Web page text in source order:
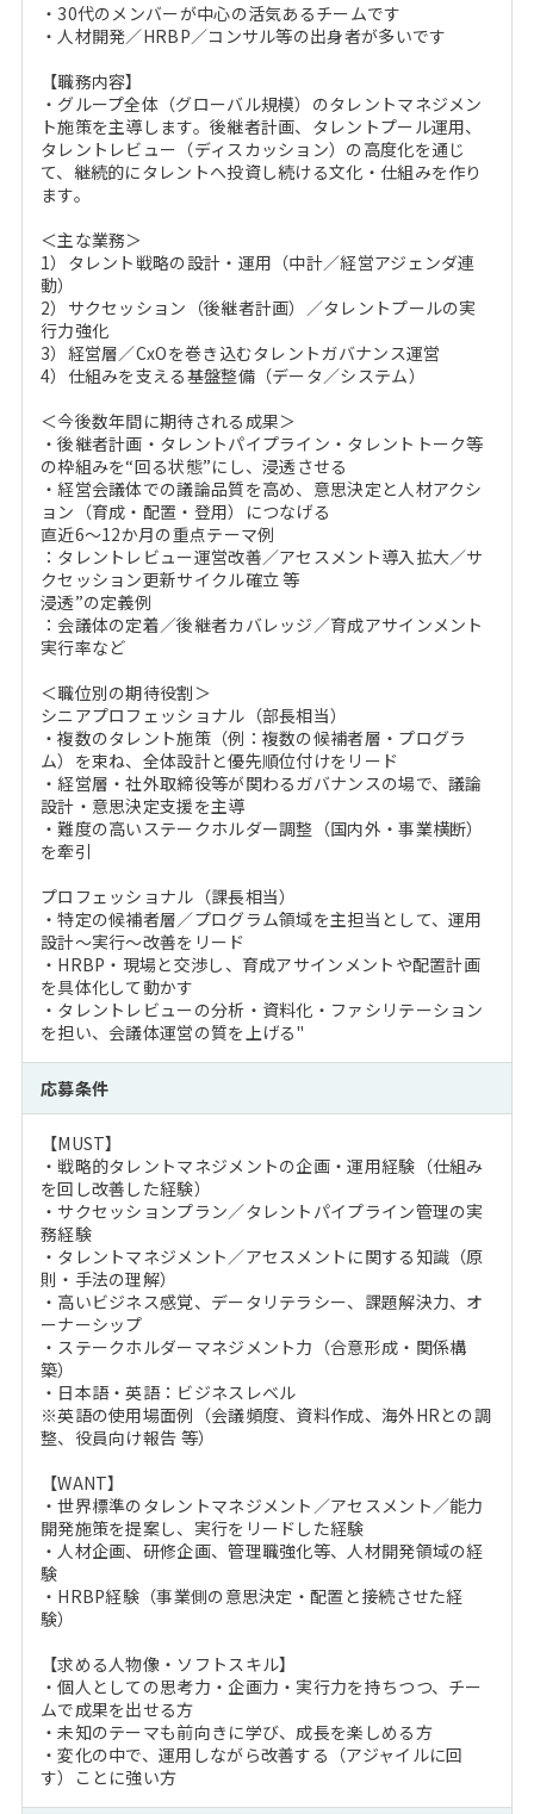
・30代のメンバーが中心の活気あるチームです
・人材開発／HRBP／コンサル等の出身者が多いです
【職務内容】
・グループ全体（グローバル規模）のタレントマネジメン
ト施策を主導します。後継者計画、タレントプール運用、
タレントレビュー（ディスカッション）の高度化を通じ
て、継続的にタレントへ投資し続ける文化・仕組みを作り
ます。
＜主な業務＞
1）タレント戦略の設計・運用（中計／経営アジェンダ連
動）
2）サクセッション（後継者計画）／タレントプールの実
行力強化
3）経営層／CxOを巻き込むタレントガバナンス運営
4）仕組みを支える基盤整備（データ／システム）
＜今後数年間に期待される成果＞
・後継者計画・タレントパイプライン・タレントトーク等
の枠組みを“回る状態”にし、浸透させる
・経営会議体での議論品質を高め、意思決定と人材アクシ
ョン（育成・配置・登用）につなげる
直近6～12か月の重点テーマ例
：タレントレビュー運営改善／アセスメント導入拡大／サ
クセッション更新サイクル確立 等
浸透”の定義例
：会議体の定着／後継者カバレッジ／育成アサインメント
実行率など
＜職位別の期待役割＞
シニアプロフェッショナル（部長相当）
・複数のタレント施策（例：複数の候補者層・プログラ
ム）を束ね、全体設計と優先順位付けをリード
・経営層・社外取締役等が関わるガバナンスの場で、議論
設計・意思決定支援を主導
・難度の高いステークホルダー調整（国内外・事業横断）
を牽引
プロフェッショナル（課長相当）
・特定の候補者層／プログラム領域を主担当として、運用
設計～実行～改善をリード
・HRBP・現場と交渉し、育成アサインメントや配置計画
を具体化して動かす
・タレントレビューの分析・資料化・ファシリテーション
を担い、会議体運営の質を上げる"
応募条件
【MUST】
・戦略的タレントマネジメントの企画・運用経験（仕組み
を回し改善した経験）
・サクセッションプラン／タレントパイプライン管理の実
務経験
・タレントマネジメント／アセスメントに関する知識（原
則・手法の理解）
・高いビジネス感覚、データリテラシー、課題解決力、オ
ーナーシップ
・ステークホルダーマネジメント力（合意形成・関係構
築）
・日本語・英語：ビジネスレベル
※英語の使用場面例（会議頻度、資料作成、海外HRとの調
整、役員向け報告 等）
【WANT】
・世界標準のタレントマネジメント／アセスメント／能力
開発施策を提案し、実行をリードした経験
・人材企画、研修企画、管理職強化等、人材開発領域の経
験
・HRBP経験（事業側の意思決定・配置と接続させた経
験）
【求める人物像・ソフトスキル】
・個人としての思考力・企画力・実行力を持ちつつ、チー
ムで成果を出せる方
・未知のテーマも前向きに学び、成長を楽しめる方
・変化の中で、運用しながら改善する（アジャイルに回
す）ことに強い方